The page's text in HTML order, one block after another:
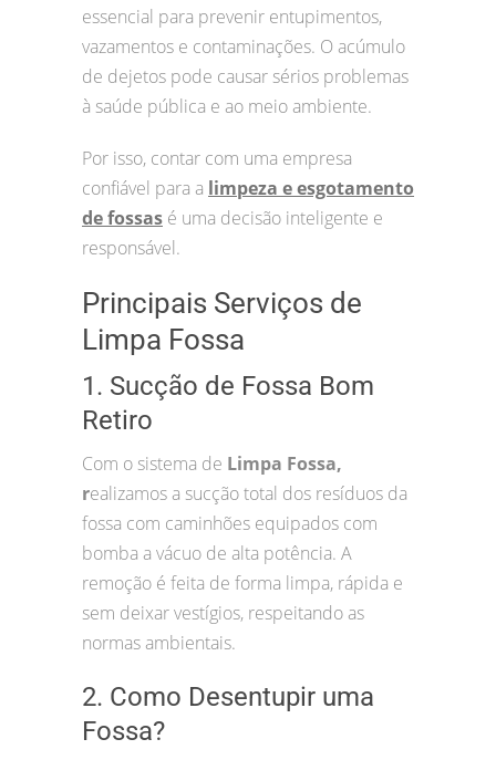
essencial para prevenir entupimentos,
vazamentos e contaminações. O acúmulo
de dejetos pode causar sérios problemas
à saúde pública e ao meio ambiente.
Por isso, contar com uma empresa
confiável para a limpeza e esgotamento
de fossas é uma decisão inteligente e
responsável.
Principais Serviços de
Limpa Fossa
1. Sucção de Fossa Bom
Retiro
Com o sistema de Limpa Fossa,
realizamos a sucção total dos resíduos da
fossa com caminhões equipados com
bomba a vácuo de alta potência. A
remoção é feita de forma limpa, rápida e
sem deixar vestígios, respeitando as
normas ambientais.
2. Como Desentupir uma
Fossa?